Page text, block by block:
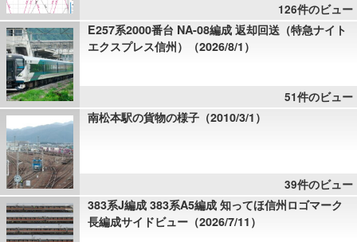
126件のビュー
E257系2000番台 NA-08編成 返却回送（特急ナイト
エクスプレス信州）（2026/8/1）
51件のビュー
南松本駅の貨物の様子（2010/3/1）
39件のビュー
383系J編成 383系A5編成 知ってほ信州ロゴマーク
長編成サイドビュー（2026/7/11）